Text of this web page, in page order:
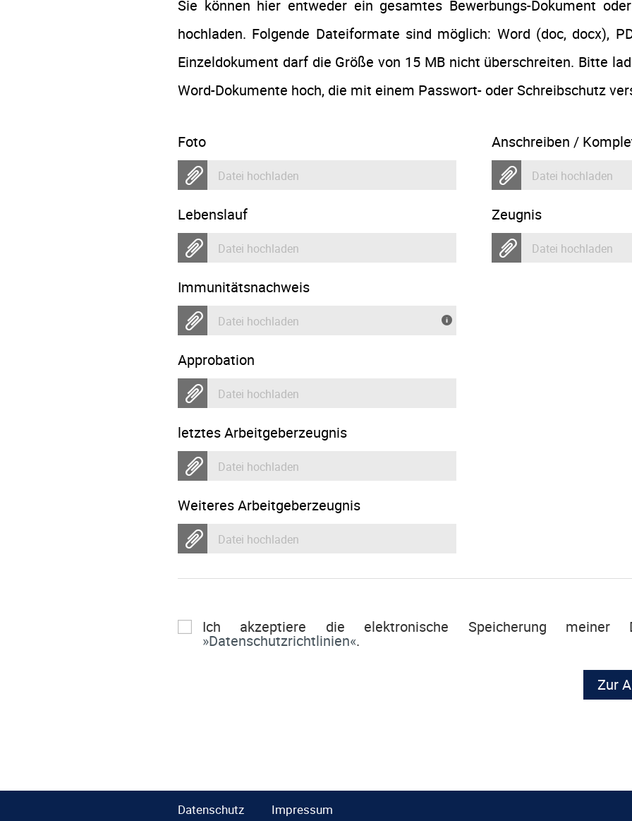
Sie können hier entweder ein gesamtes Bewerbungs-Dokument
hochladen. Folgende Dateiformate sind möglich: Word (doc, docx),
Einzeldokument darf die Größe von 15 MB nicht überschreiten. Bitte
Word-Dokumente hoch, die mit einem Passwort- oder Schreibschutz
Foto
Datei hochladen
Anschreiben /
Datei hochladen
Lebenslauf
Datei hochladen
Zeugnis
Datei hochladen
Immunitätsnachweis
Datei hochladen
Approbation
Datei hochladen
letztes Arbeitgeberzeugnis
Datei hochladen
Weiteres Arbeitgeberzeugnis
Datei hochladen
Ich akzeptiere die elektronische Speicherung meiner
Datenschutzrichtlinien .
Zur
Datenschutz Impressum